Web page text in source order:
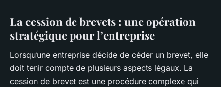
La cession de brevets : une opération
stratégique pour l’entreprise
Lorsqu’une entreprise décide de céder un brevet, elle
doit tenir compte de plusieurs aspects légaux. La
cession de brevet est une procédure complexe qui